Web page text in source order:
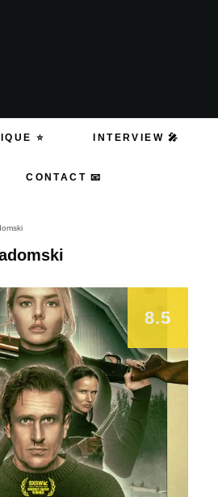
⭐ INTERVIEW 🎤
CONTACT 📧
8.5